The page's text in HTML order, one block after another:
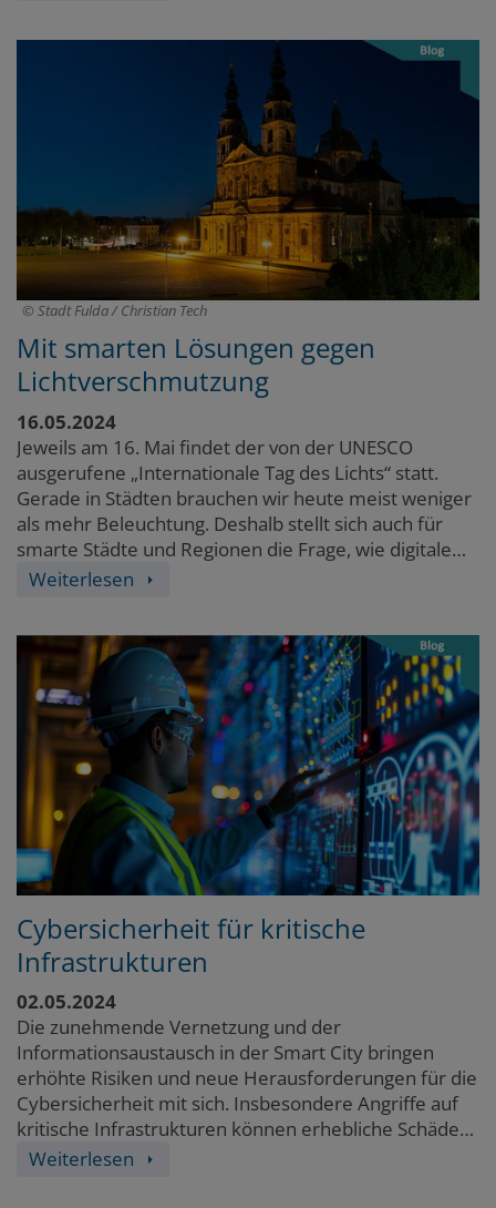
Stadt Fulda / Christian Tech
Mit smarten Lösungen gegen
Lichtverschmutzung
16.05.2024
Jeweils am 16. Mai findet der von der UNESCO
ausgerufene „Internationale Tag des Lichts“ statt.
Gerade in Städten brauchen wir heute meist weniger
als mehr Beleuchtung. Deshalb stellt sich auch für
smarte Städte und Regionen die Frage, wie digitale
Technologien genutzt werden können, um unsere
Weiterlesen
Cybersicherheit für kritische
Infrastrukturen
02.05.2024
Die zunehmende Vernetzung und der
Informationsaustausch in der Smart City bringen
erhöhte Risiken und neue Herausforderungen für die
Cybersicherheit mit sich. Insbesondere Angriffe auf
kritische Infrastrukturen können erhebliche Schäden
anrichten.
Weiterlesen